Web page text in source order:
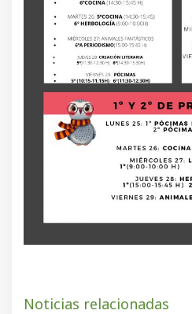
Noticias relacionadas